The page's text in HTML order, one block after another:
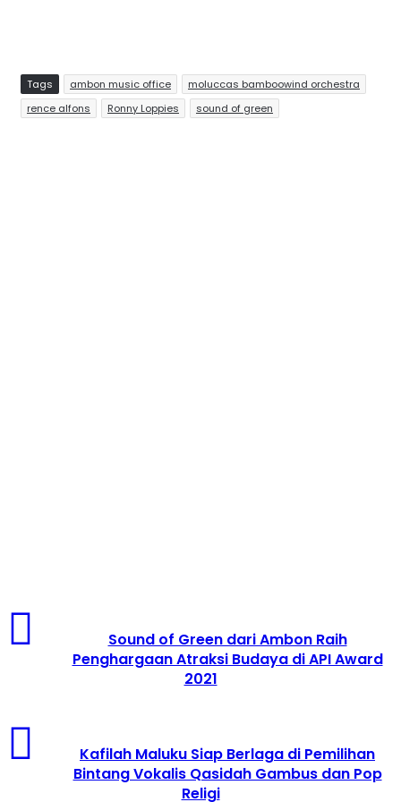
Tags ambon music office
moluccas bamboowind orchestra
rence alfons
Ronny Loppies sound of green
Sound of Green dari Ambon Raih
Penghargaan Atraksi Budaya di API Award
2021
Kafilah Maluku Siap Berlaga di Pemilihan
Bintang Vokalis Qasidah Gambus dan Pop
Religi